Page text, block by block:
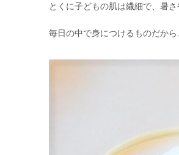
とくに子どもの肌は繊細で、暑
毎日の中で身につけるものだか